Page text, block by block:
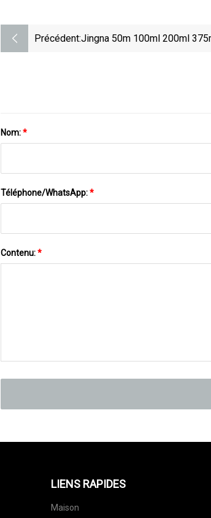
Précédent:Jingna 50m 100ml 200ml
Nom:*
Téléphone/WhatsApp:*
Contenu:*
LIENS RAPIDES
Maison